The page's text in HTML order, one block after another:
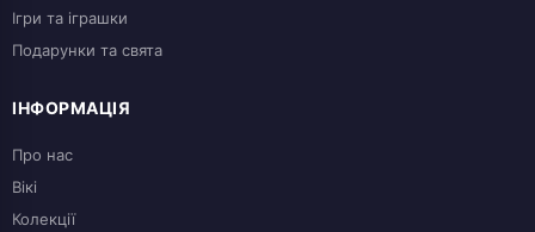
Ігри та іграшки
Подарунки та свята
ІНФОРМАЦІЯ
Про нас
Вікі
Колекції